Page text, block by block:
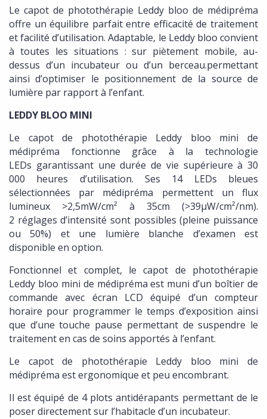
Le capot de photothérapie Leddy bloo de médipréma
offre un équilibre parfait entre efficacité de traitement
et facilité d’utilisation. Adaptable, le Leddy bloo convient
à toutes les situations : sur piètement mobile, au-
dessus d’un incubateur ou d’un berceau.permettant
ainsi d’optimiser le positionnement de la source de
lumière par rapport à l’enfant.
LEDDY BLOO MINI
Le capot de photothérapie Leddy bloo mini de
médipréma fonctionne grâce à la technologie
LEDs garantissant une durée de vie supérieure à 30
000 heures d’utilisation. Ses 14 LEDs bleues
sélectionnées par médipréma permettent un flux
lumineux >2,5mW/cm² à 35cm (>39µW/cm²/nm).
2 réglages d’intensité sont possibles (pleine puissance
ou 50%) et une lumière blanche d’examen est
disponible en option.
Fonctionnel et complet, le capot de photothérapie
Leddy bloo mini de médipréma est muni d’un boîtier de
commande avec écran LCD équipé d’un compteur
horaire pour programmer le temps d’exposition ainsi
que d’une touche pause permettant de suspendre le
traitement en cas de soins apportés à l’enfant.
Le capot de photothérapie Leddy bloo mini de
médipréma est ergonomique et peu encombrant.
Il est équipé de 4 plots antidérapants permettant de le
poser directement sur l’habitacle d’un incubateur.